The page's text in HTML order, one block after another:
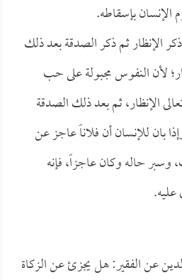
الإنسان بإسقاطه.
الإنظار ثم ذكر الصدقة بعد ذلك
لأن النفوس مجبولة على حب
الإنظار، ثم بعد ذلك الصدقة
بان للإنسان أن فلاناً عاجز عن
وسبر حاله وكان عاجزاً، فإنه
عن الفقير: هل يجزئ عن الزكاة